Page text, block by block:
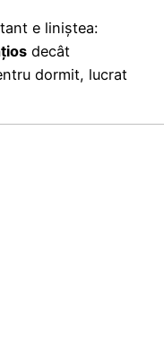
e liniștea:
decât
dormit, lucrat